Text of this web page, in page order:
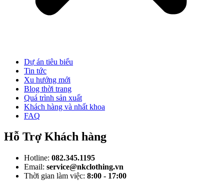
Dự án tiêu biểu
Tin tức
Xu hướng mới
Blog thời trang
Quá trình sản xuất
Khách hàng và nhất khoa
FAQ
Hỗ Trợ Khách hàng
Hotline: 082.345.1195
Email: service@nkclothing.vn
Thời gian làm việc: 8:00 - 17:00